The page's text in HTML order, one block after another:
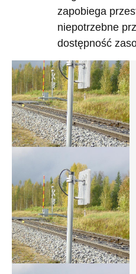
zapobiega
niepotrzebne
dostępność